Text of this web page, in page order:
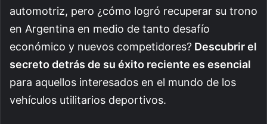
automotriz, pero ¿cómo logró recuperar su trono
en Argentina en medio de tanto desafío
económico y nuevos competidores? Descubrir el
secreto detrás de su éxito reciente es esencial
para aquellos interesados en el mundo de los
vehículos utilitarios deportivos.